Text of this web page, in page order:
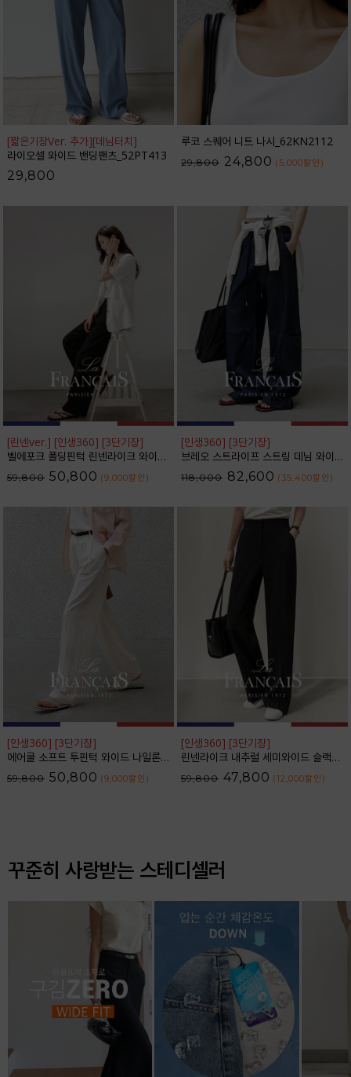
[짧은기장Ver. 추가][데님터치]
라이오셀 와이드 밴딩팬츠_52PT413
29,800
루코 스퀘어 니트 나시_62KN2112
29,800 24,800 (5,000할인 )
[린넨ver.] [인생360] [3단기장]
벨에포크 폴딩핀턱 린넨라이크 와이드 슬랙스_F6H470SL
59,800 50,800 (9,000할인 )
[인생360] [3단기장]
브레오 스트라이프 스트링 데님 와이드 팬츠_F6H475DP
118,000 82,600 (35,400할인 )
[인생360] [3단기장]
에어쿨 소프트 투핀턱 와이드 나일론 슬랙스_F6S350SL
59,800 50,800 (9,000할인 )
[인생360] [3단기장]
린넨라이크 내추럴 세미와이드 슬랙스_F6S164SL
59,800 47,800 (12,000할인 )
꾸준히 사랑받는 스테디셀러